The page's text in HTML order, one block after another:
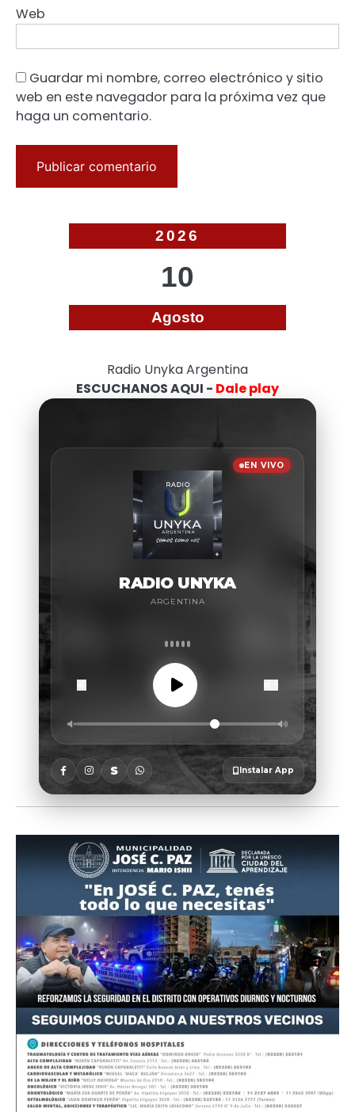
Web
Guardar mi nombre, correo electrónico y sitio
web en este navegador para la próxima vez que
haga un comentario.
2026
10
Agosto
Radio Unyka Argentina
ESCUCHANOS AQUI - Dale play